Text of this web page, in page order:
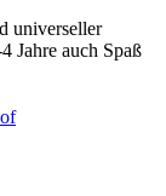
universeller
Jahre auch Spaß